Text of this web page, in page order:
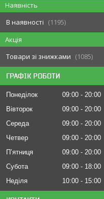
Наявність
В наявності
1195
Акція
Товари зі знижками
1085
ГРАФІК РОБОТИ
Понеділок 09:00
20:00
Вівторок
09:00
20:00
Середа
09:00
20:00
Четвер
09:00
20:00
Пʼятниця
09:00
20:00
Субота
09:00
18:00
Неділя
10:00 15:00